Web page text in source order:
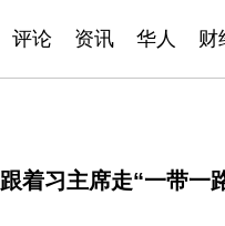
评论 资讯 华人 财
跟着习主席走“一带